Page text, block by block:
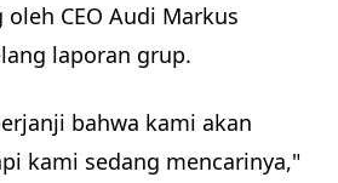
CEO Audi Markus
laporan grup.
bahwa kami akan
kami sedang mencarinya,"